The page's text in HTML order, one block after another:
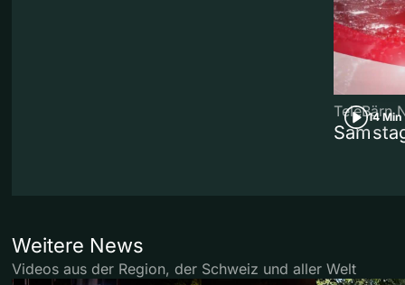
14 Min
TeleBärn
Weitere News
Videos aus der Region, der Schweiz und aller Welt